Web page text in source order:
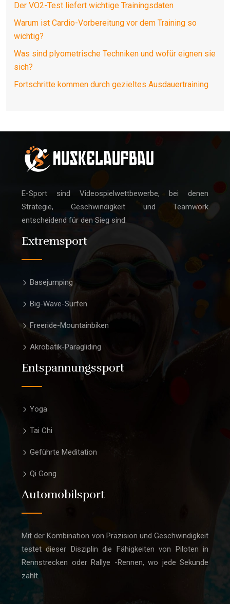
Der VO2-Test liefert wichtige Trainingsdaten
Warum ist Cardio-Vorbereitung vor dem Training so
wichtig?
Was sind plyometrische Techniken und wofür eignen sie
sich?
Fortschritte kommen durch gezieltes Ausdauertraining
E-Sport sind Videospielwettbewerbe, bei denen
Strategie, Geschwindigkeit und Teamwork
entscheidend für den Sieg sind.
Extremsport
Basejumping
Big-Wave-Surfen
Freeride-Mountainbiken
Akrobatik-Paragliding
Entspannungssport
Yoga
Tai Chi
Geführte Meditation
Qi Gong
Automobilsport
Mit der Kombination von Präzision und Geschwindigkeit
testet dieser Disziplin die Fähigkeiten von Piloten in
Rennstrecken oder Rallye -Rennen, wo jede Sekunde
zählt.